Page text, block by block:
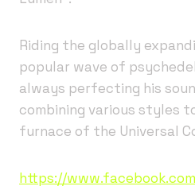
Riding the globally
popular wave of
always perfecting his
combining various styles
furnace of the Universal
https://